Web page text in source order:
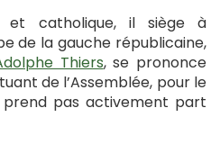
et catholique, il siège à
de la gauche républicaine,
Thiers, se prononce
de l’Assemblée, pour le
pas activement part